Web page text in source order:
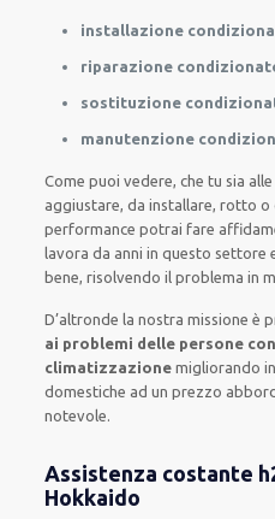
installazione
riparazione
sostituzione
manutenzione
Come puoi vedere, che tu sia
aggiustare, da installare, rotto o
performance potrai fare
lavora da anni in questo
bene, risolvendo il problema in
D’altronde la nostra missione è
ai problemi delle persone
climatizzazione migliorando
domestiche ad un prezzo
notevole.
Assistenza costante
Hokkaido